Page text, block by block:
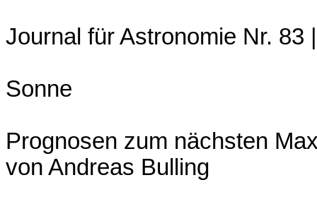
Journal für Astronomie Nr. 83
Sonne
Prognosen zum nächsten
von Andreas Bulling